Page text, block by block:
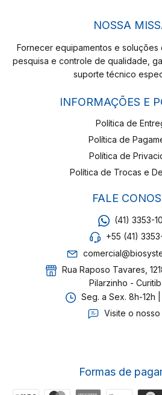
NOSSA
Fornecer equipamentos e
pesquisa e controle de qualidade,
suporte técnico
INFORMAÇÕES E
Política de
Política de
Política de
Política de Trocas e
FALE
(41) 3353-
+55 (41)
Rua Raposo Tavares,
Pilarzinho -
Seg. a Sex. 8h-12h |
Visite o nosso
Formas de